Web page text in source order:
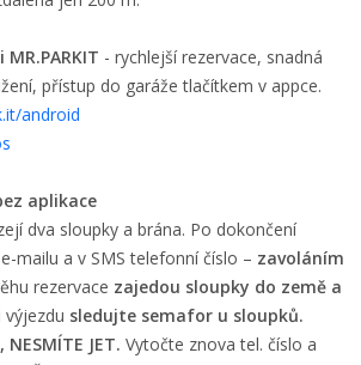
- rychlejší rezervace, snadná
přístup do garáže tlačítkem v appce.
android
aplikace
dva sloupky a brána. Po dokončení
mailu a v SMS telefonní číslo –⁠ zavoláním
rezervace zajedou sloupky do země a
výjezdu sledujte semafor u sloupků.
JET. Vytočte znova tel. číslo a